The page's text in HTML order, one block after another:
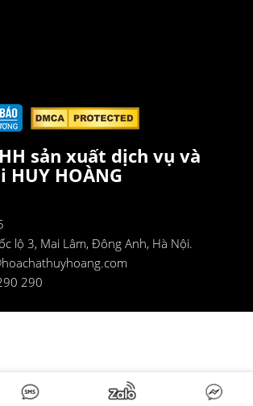
sản xuất dịch vụ và
HOÀNG
lộ 3, Mai Lâm, Đông Anh, Hà Nội.
290